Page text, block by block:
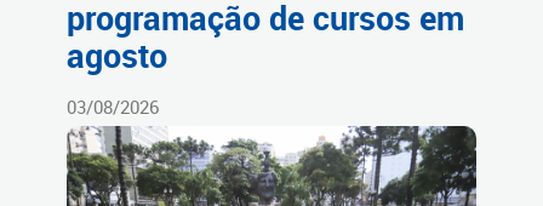
programação de cursos em
agosto
03/08/2026